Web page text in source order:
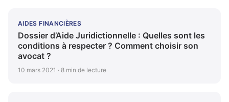
AIDES FINANCIÈRES
Dossier d’Aide Juridictionnelle : Quelles sont les
conditions à respecter ? Comment choisir son
avocat ?
10 mars 2021 · 8 min de lecture